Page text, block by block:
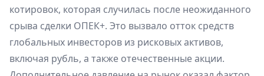
котировок, которая случилась после неожиданного
срыва сделки ОПЕК+. Это вызвало отток средств
глобальных инвесторов из рисковых активов,
включая рубль, а также отечественные акции.